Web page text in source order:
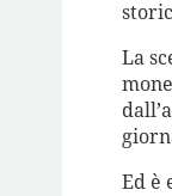
La
Ed è